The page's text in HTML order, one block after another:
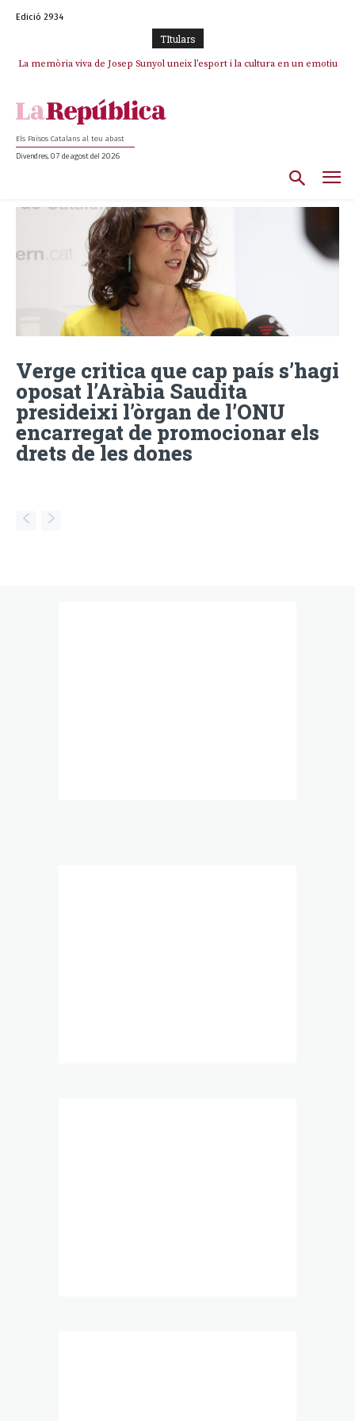
Edició 2934
TItulars
La memòria viva de Josep Sunyol uneix l’esport i la cultura en un emotiu
Els Països Catalans al teu abast
Divendres, 07 de agost del 2026
Verge critica que cap país s’hagi
oposat l’Aràbia Saudita
presideixi l’òrgan de l’ONU
encarregat de promocionar els
drets de les dones